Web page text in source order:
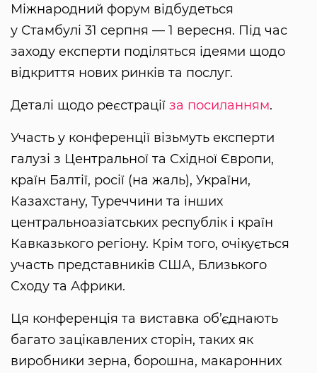
Міжнародний форум відбудеться
у Стамбулі 31 серпня — 1 вересня. Під час
заходу експерти поділяться ідеями щодо
відкриття нових ринків та послуг.
Деталі щодо реєстрації за посиланням.
Участь у конференції візьмуть експерти
галузі з Центральної та Східної Європи,
країн Балтії, росії (на жаль), України,
Казахстану, Туреччини та інших
центральноазіатських республік і країн
Кавказького регіону. Крім того, очікується
участь представників США, Близького
Сходу та Африки.
Ця конференція та виставка об’єднають
багато зацікавлених сторін, таких як
виробники зерна, борошна, макаронних